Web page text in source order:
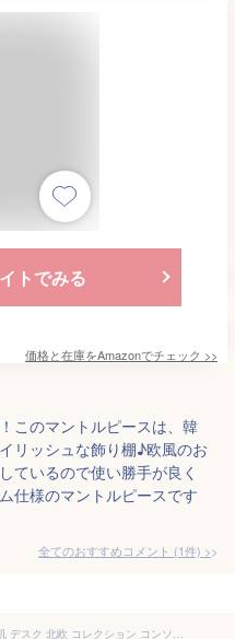
トでみる
価格と在庫をAmazonでチェック >>
このマントルピースは、韓
リッシュな飾り棚♪欧風のお
ているので使い勝手が良く
仕様のマントルピースです
全てのおすすめコメント (1件) >
ウッドマントルピース 東谷 レトロ 机 デスク 北欧 コレクション コンソール 暖炉 飾り棚 アンティーク調 木製 天然木 幅100cm ディスプレイラック インテリア ラック 棚 壁面装飾 花台 シャビーシック レトロ ブラウン ホワイト おしゃれ かわいい